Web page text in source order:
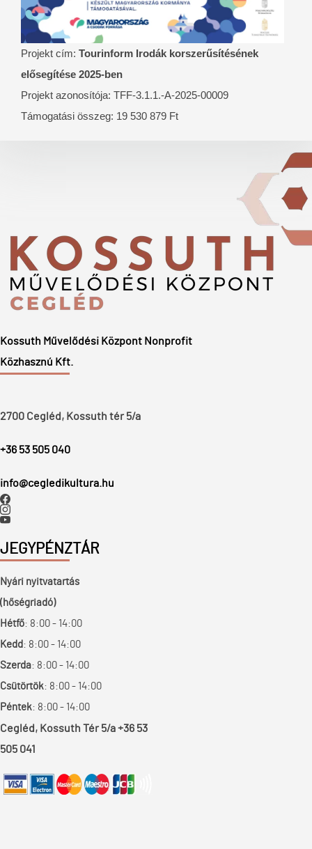
Projekt cím: Tourinform Irodák korszerűsítésének
elősegítése 2025-ben
Projekt azonosítója: TFF-3.1.1.-A-2025-00009
Támogatási összeg: 19 530 879 Ft
Kossuth Művelődési Központ Nonprofit
Közhasznú Kft.
2700 Cegléd, Kossuth tér 5/a
+36 53 505 040
info@cegledikultura.hu
JEGYPÉNZTÁR
Nyári nyitvatartás
(hőségriadó)
Hétfő: 8:00 - 14:00
Kedd : 8:00 - 14:00
Szerda: 8:00 - 14:00
Csütörtök: 8:00 - 14:00
Péntek: 8:00 - 14:00
Cegléd, Kossuth Tér 5/a +36 53
505 041